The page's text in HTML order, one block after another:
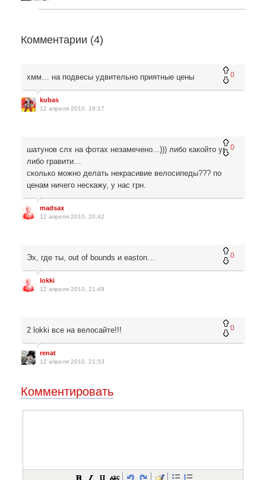
Комментарии (4)
0
хмм… на подвесы удвительно приятные цены
kubas
12 апреля 2010, 19:17
0
шатунов слх на фотах незамечено...))) либо какойто уг
либо гравити…
сколько можно делать некрасивие велосипеды??? по
ценам ничего нескажу, у нас грн.
madsax
12 апреля 2010, 20:42
0
Эх, где ты, out of bounds и easton…
lokki
12 апреля 2010, 21:49
0
2 lokki все на велосайте!!!
renat
12 апреля 2010, 21:53
Комментировать